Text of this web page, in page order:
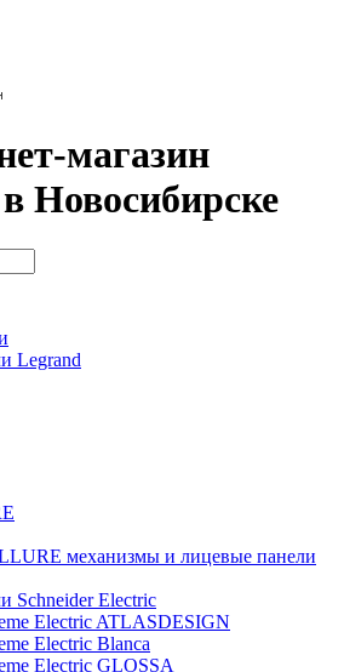
магазин
Новосибирске
Legrand
механизмы и лицевые панели
Schneider Electric
Electric ATLASDESIGN
Electric Blanca
Electric GLOSSA